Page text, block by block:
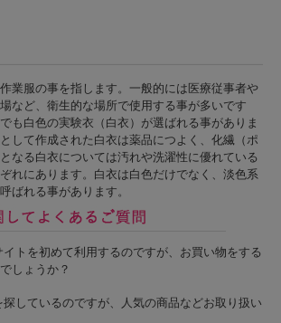
業服の事を指します。一般的には医療従事者や
など、衛生的な場所で使用する事が多いです
も白色の実験衣（白衣）が選ばれる事がありま
して作成された白衣は薬品につよく、化繊（ポ
なる白衣については汚れや洗濯性に優れている
れにあります。白衣は白色だけでなく、淡色系
ばれる事があります。
トを初めて利用するのですが、お買い物をする
しょうか？
しているのですが、人気の商品などお取り扱い